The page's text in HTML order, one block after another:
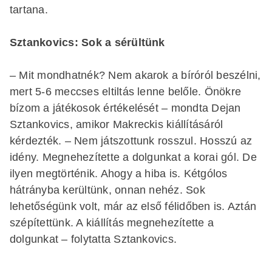
tartana.
Sztankovics: Sok a sérültünk
– Mit mondhatnék? Nem akarok a bíróról beszélni,
mert 5-6 meccses eltiltás lenne belőle. Önökre
bízom a játékosok értékelését – mondta Dejan
Sztankovics, amikor Makreckis kiállításáról
kérdezték. – Nem játszottunk rosszul. Hosszú az
idény. Megnehezítette a dolgunkat a korai gól. De
ilyen megtörténik. Ahogy a hiba is. Kétgólos
hátrányba kerültünk, onnan nehéz. Sok
lehetőségünk volt, már az első félidőben is. Aztán
szépítettünk. A kiállítás megnehezítette a
dolgunkat – folytatta Sztankovics.